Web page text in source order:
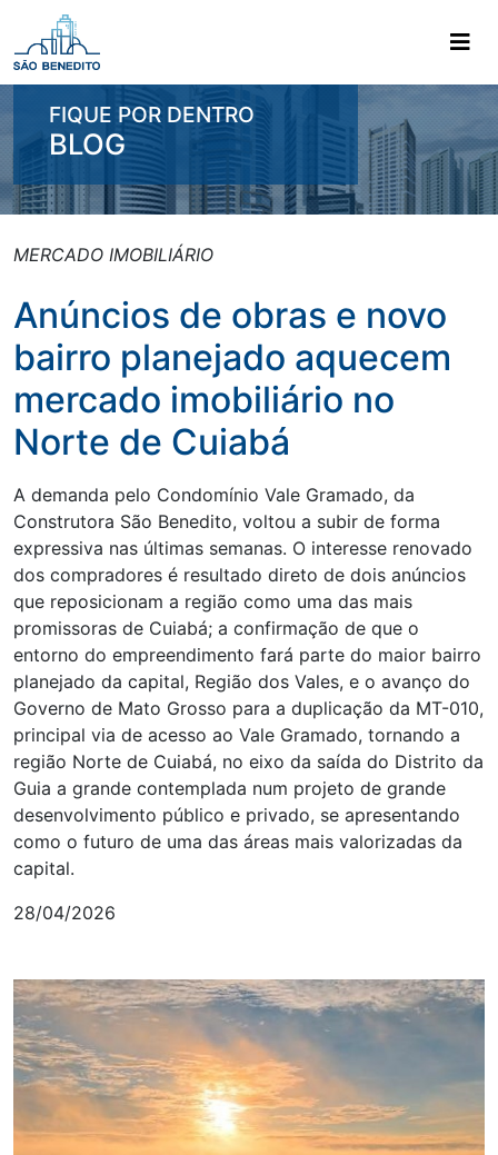
Ir para o menu principal
Ir para o conteudo principal
FIQUE POR DENTRO
BLOG
MERCADO IMOBILIÁRIO
Anúncios de obras e novo
bairro planejado aquecem
mercado imobiliário no
Norte de Cuiabá
A demanda pelo Condomínio Vale Gramado, da
Construtora São Benedito, voltou a subir de forma
expressiva nas últimas semanas. O interesse renovado
dos compradores é resultado direto de dois anúncios
que reposicionam a região como uma das mais
promissoras de Cuiabá; a confirmação de que o
entorno do empreendimento fará parte do maior bairro
planejado da capital, Região dos Vales, e o avanço do
Governo de Mato Grosso para a duplicação da MT-010,
principal via de acesso ao Vale Gramado, tornando a
região Norte de Cuiabá, no eixo da saída do Distrito da
Guia a grande contemplada num projeto de grande
desenvolvimento público e privado, se apresentando
como o futuro de uma das áreas mais valorizadas da
capital.
28/04/2026